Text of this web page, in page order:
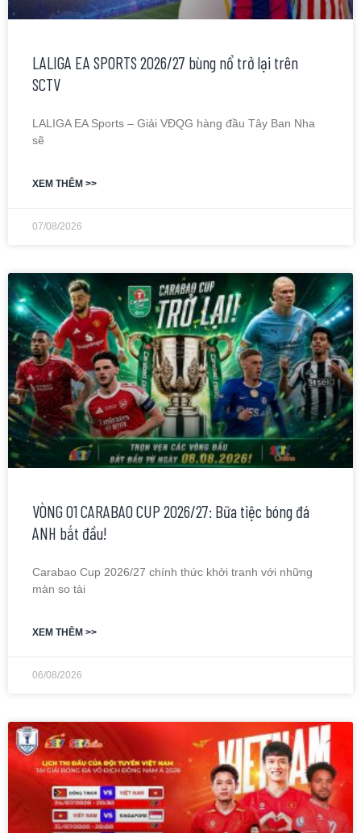
LALIGA EA SPORTS 2026/27 bùng nổ trở lại trên
SCTV
LALIGA EA Sports – Giải VĐQG hàng đầu Tây Ban Nha
sẽ
XEM THÊM >>
07/08/2026
VÒNG 01 CARABAO CUP 2026/27: Bữa tiệc bóng đá
ANH bắt đầu!
Carabao Cup 2026/27 chính thức khởi tranh với những
màn so tài
XEM THÊM >>
06/08/2026